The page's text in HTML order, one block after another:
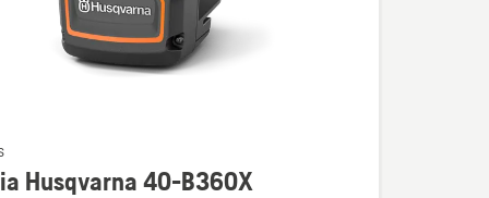
Husqvarna 40-B360X